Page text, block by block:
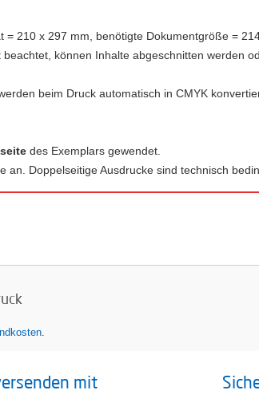
= 210 x 297 mm, benötigte Dokumentgröße =
können Inhalte abgeschnitten werden
beim Druck automatisch in CMYK
des Exemplars gewendet.
Doppelseitige Ausdrucke sind technisch
.
mit